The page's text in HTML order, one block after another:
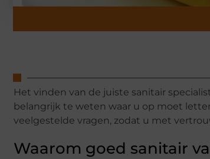
Het vinden van de juiste sanitair
belangrijk te weten waar u op moet
veelgestelde vragen, zodat u met
Waarom goed sanitair